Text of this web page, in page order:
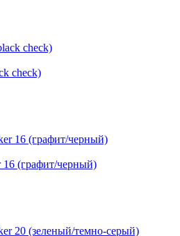
check)
16 (графит/черный)